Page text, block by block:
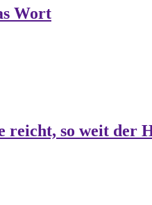
Wort
reicht, so weit der